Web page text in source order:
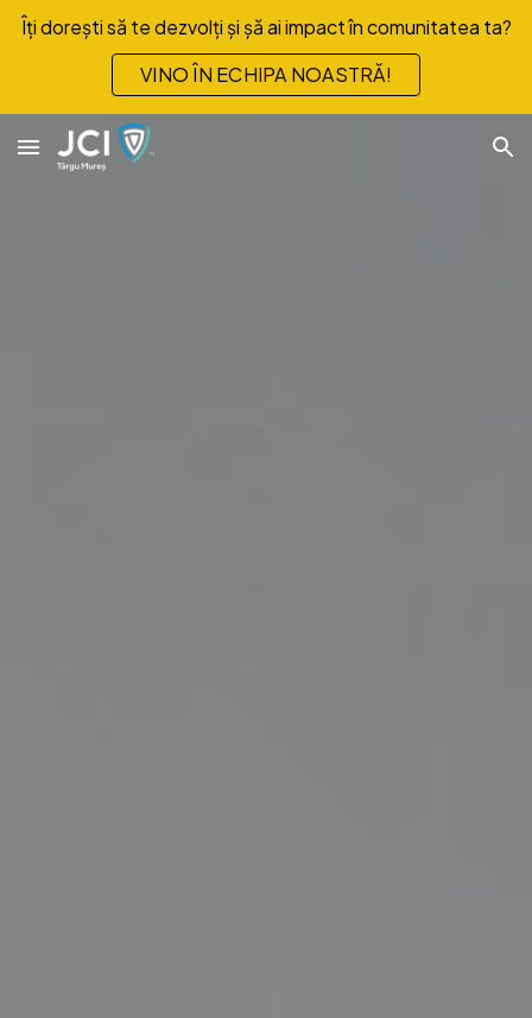
Skip to main content
Îți dorești să te dezvolți și șă ai impact în comunitatea ta?
VINO ÎN ECHIPA NOASTRĂ!